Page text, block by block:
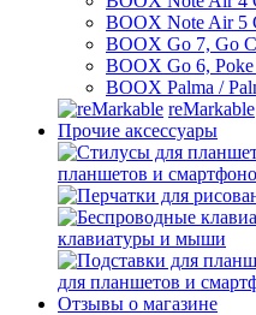
BOOX Note Air 5
BOOX Go 7, Go
BOOX Go 6, Poke
BOOX Palma /
reMarkable
Прочие аксессуары
планшетов и
клавиатуры и мыши
для планшетов и
Отзывы о магазине